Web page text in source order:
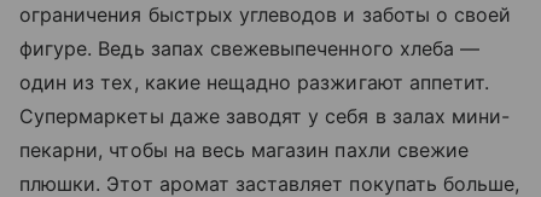
ограничения быстрых углеводов и заботы о своей
фигуре. Ведь запах свежевыпеченного хлеба —
один из тех, какие нещадно разжигают аппетит.
Супермаркеты даже заводят у себя в залах мини-
пекарни, чтобы на весь магазин пахли свежие
плюшки. Этот аромат заставляет покупать больше,